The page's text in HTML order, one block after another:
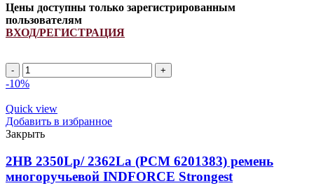
Цены доступны только зарегистрированным
пользователям
ВХОД/РЕГИСТРАЦИЯ
2HB
2550Lp/
(PCM
6201426)
ремень
многоручьевой
INDFORCE
Strongest
quantity
-10%
Quick view
Добавить в избранное
Закрыть
2HB 2350Lp/ 2362La (PCM 6201383) ремень
многоручьевой INDFORCE Strongest